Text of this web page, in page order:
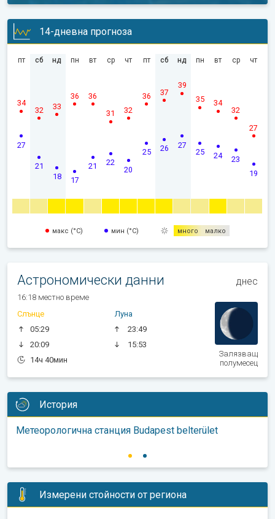
14-дневна прогноза
пт
27
34
сб
21
32
нд
18
33
пн
17
36
вт
21
36
ср
22
31
чт
20
32
пт
25
36
сб
26
37
нд
27
39
пн
25
35
вт
24
34
ср
23
32
чт
19
27
макс (°C) мин (°C) много малко
Астрономически данни днес
16:18 местно време
Слънце
05:29
20:09
14ч 40мин
Луна
23:49
15:53
Залязващ
полумесец
История
Метеорологична станция Budapest belterület
Измерени стойности от региона